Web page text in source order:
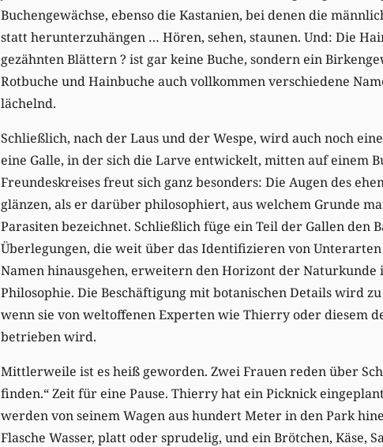
Buchengewächse, ebenso die Kastanien, bei denen die
statt herunterzuhängen … Hören, sehen, staunen. Und: Die
gezähnten Blättern ? ist gar keine Buche, sondern ein
Rotbuche und Hainbuche auch vollkommen verschiedene
lächelnd.
Schließlich, nach der Laus und der Wespe, wird auch noch
eine Galle, in der sich die Larve entwickelt, mitten auf einem
Freundeskreises freut sich ganz besonders: Die Augen des
glänzen, als er darüber philosophiert, aus welchem Grunde
Parasiten bezeichnet. Schließlich füge ein Teil der Gallen den
Überlegungen, die weit über das Identifizieren von
Namen hinausgehen, erweitern den Horizont der Naturkunde
Philosophie. Die Beschäftigung mit botanischen Details wird
wenn sie von weltoffenen Experten wie Thierry oder diesem
betrieben wird.
Mittlerweile ist es heiß geworden. Zwei Frauen reden über
finden.“ Zeit für eine Pause. Thierry hat ein Picknick
werden von seinem Wagen aus hundert Meter in den Park
Flasche Wasser, platt oder sprudelig, und ein Brötchen, Käse,